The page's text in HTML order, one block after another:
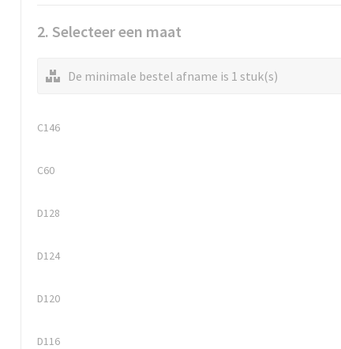
2. Selecteer een maat
De minimale bestel afname is 1 stuk(s)
C146
C60
D128
D124
D120
D116